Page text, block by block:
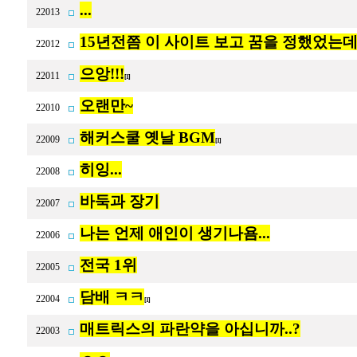
22013 ...
22012 15년전쯤 이 사이트 보고 꿈을 정했었는
22011 으앙!!! [1]
22010 오랜만~
22009 해커스쿨 옛날 BGM[1]
22008 히잉...
22007 바둑과 장기
22006 나는 언제 애인이 생기나욤...
22005 전국 1위
22004 담배 ㅋㅋ [1]
22003 매트릭스의 파란약을 아십니까..?